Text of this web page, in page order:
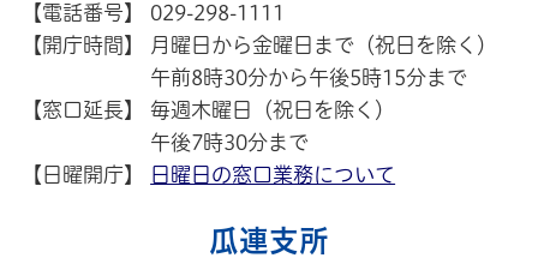
【電話番号】
029-298-1111
【開庁時間】
月曜日から金曜日まで（祝日を除く）
午前8時30分から午後5時15分まで
【窓口延長】
毎週木曜日（祝日を除く）
午後7時30分まで
【日曜開庁】
日曜日の窓口業務について
瓜連支所